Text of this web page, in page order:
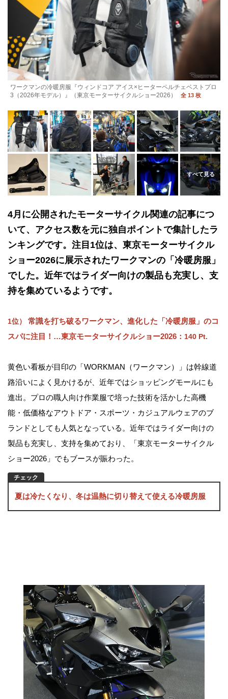
ワークマンの冷暖房服『ウィンドコア アイス×ヒーターペルチェベストプロ
3（2026年モデル）』（東京モーターサイクルショー2026）
全 13 枚
4月に公開されたモーターサイクル関連の記事につ
いて、アクセス数を元に独自ポイントで集計したラ
ンキングです。注目1位は、東京モーターサイクル
ショー2026に展示されたワークマンの「冷暖房服」
でした。近年ではライダー向けの製品も充実し、支
持を集めているようです。
1位）
常識を打ち破るワークマン、進化した「冷暖房服」のコ
スパに注目！…東京モーターサイクルショー2026： 140 Pt.
黄色い看板が目印の「WORKMAN（ワークマン）」は幹線道
路沿いによく見かけるが、近年ではショッピングモールにも
進出。プロの職人向け作業服で培った技術を活かした高機
能・低価格なアウトドア・スポーツ・カジュアルウェアのブ
ランドとしても人気となっている。近年ではライダー向けの
製品も充実し、支持を集めており、「東京モーターサイクル
ショー2026」でもブースが賑わった。
夏は冷たくなり、冬は温熱に切り替えて使える冷暖房服